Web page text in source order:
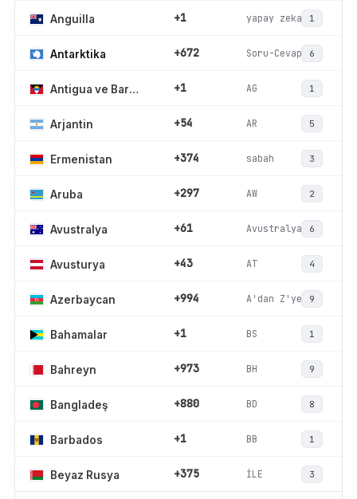
Anguilla +1 yapay zeka 1
Antarktika +672 Soru-Cevap 6
Antigua ve Barbuda +1 AG 1
Arjantin +54 AR 5
Ermenistan +374 sabah 3
Aruba +297 AW 2
Avustralya +61 Avustralya 6
Avusturya +43 AT 4
Azerbaycan +994 A'dan Z'ye 9
Bahamalar +1 BS 1
Bahreyn +973 BH 9
Bangladeş +880 BD 8
Barbados +1 BB 1
Beyaz Rusya +375 İLE 3